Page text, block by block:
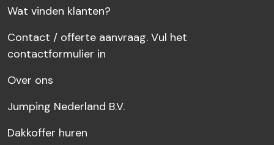
Wat vinden klanten?
Contact / offerte aanvraag. Vul het
contactformulier in
Over ons
Jumping Nederland B.V.
Dakkoffer huren